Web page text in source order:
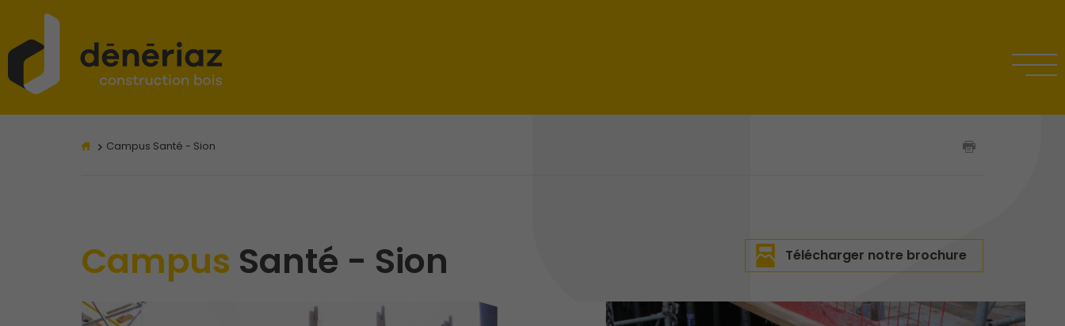
Campus Santé - Sion
Télécharger notre brochure
Campus Santé - Sion